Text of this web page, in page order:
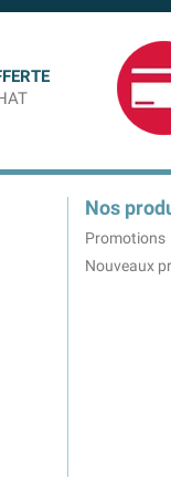
Nos
Promotions
Nouveaux